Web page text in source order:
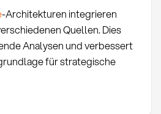
-Architekturen integrieren
Quellen. Dies
Analysen und verbessert
für strategische